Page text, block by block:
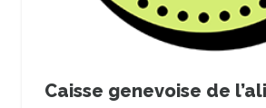
Caisse genevoise de